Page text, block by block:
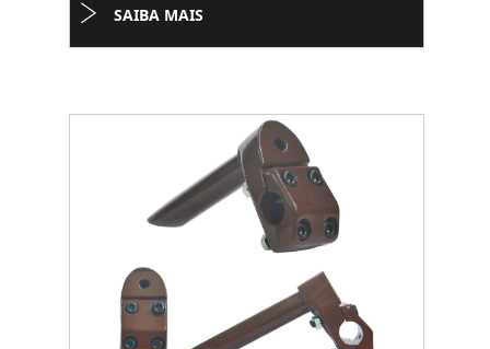
SAIBA MAIS